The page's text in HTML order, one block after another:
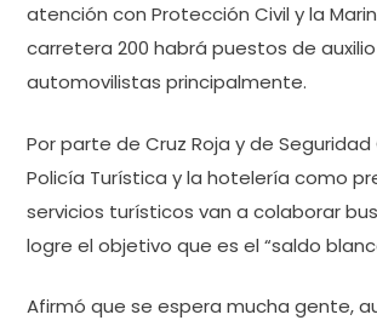
atención con Protección Civil y la
carretera 200 habrá puestos de
automovilistas principalmente.
Por parte de Cruz Roja y de
Policía Turística y la hotelería como
servicios turísticos van a colaborar
logre el objetivo que es el “saldo
Afirmó que se espera mucha gente,